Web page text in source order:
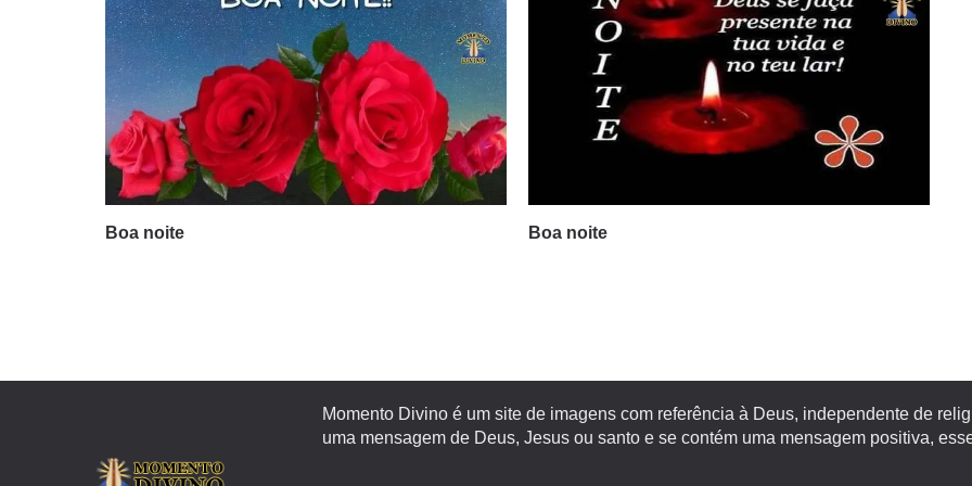
Boa noite Boa noite
Momento Divino é um site de imagens com referência à Deus, independente de
uma mensagem de Deus, Jesus ou santo e se contém uma mensagem positiva,